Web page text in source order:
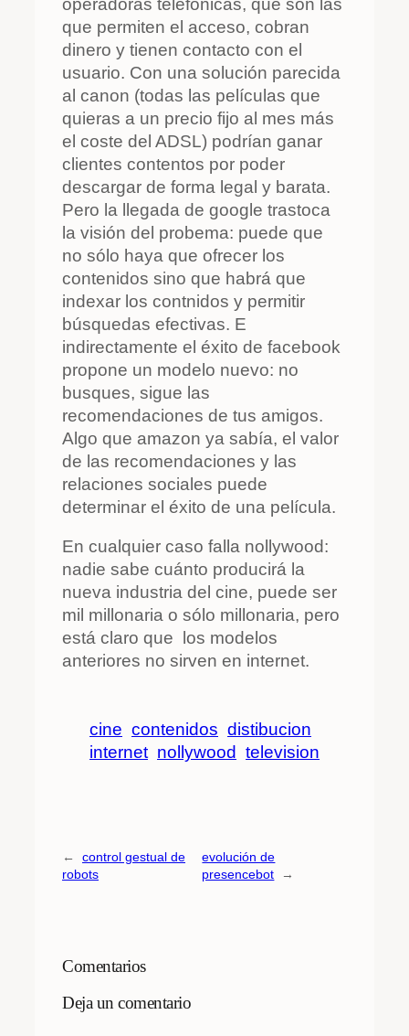
operadoras telefónicas, que son las
que permiten el acceso, cobran
dinero y tienen contacto con el
usuario. Con una solución parecida
al canon (todas las películas que
quieras a un precio fijo al mes más
el coste del ADSL) podrían ganar
clientes contentos por poder
descargar de forma legal y barata.
Pero la llegada de google trastoca
la visión del probema: puede que
no sólo haya que ofrecer los
contenidos sino que habrá que
indexar los contnidos y permitir
búsquedas efectivas. E
indirectamente el éxito de facebook
propone un modelo nuevo: no
busques, sigue las
recomendaciones de tus amigos.
Algo que amazon ya sabía, el valor
de las recomendaciones y las
relaciones sociales puede
determinar el éxito de una película.
En cualquier caso falla nollywood:
nadie sabe cuánto producirá la
nueva industria del cine, puede ser
mil millonaria o sólo millonaria, pero
está claro que los modelos
anteriores no sirven en internet.
cine contenidos distibucion
internet nollywood television
←
control gestual de
robots
evolución de
presencebot
→
Comentarios
Deja un comentario